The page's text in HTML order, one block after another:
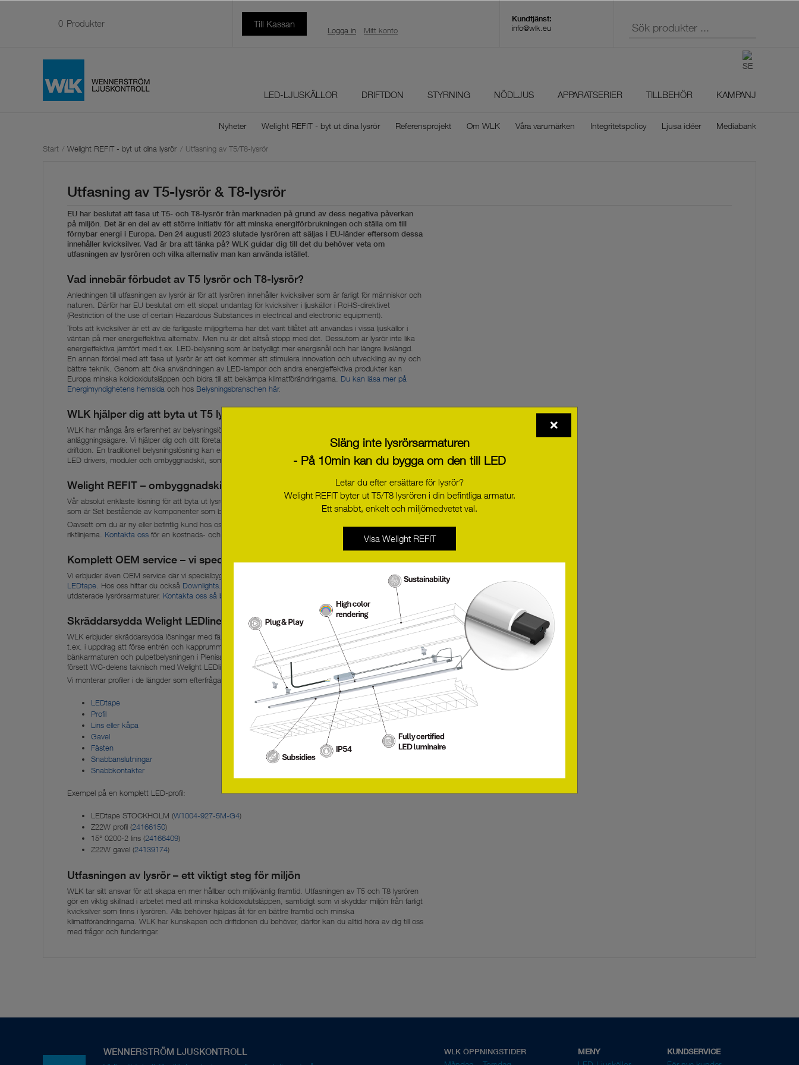
info@wlk.eu
0 Produkter Till Kassan
Logga in Mitt konto
LED-LJUSKÄLLOR DRIFTDON STYRNING NÖDLJUS APPARATSERIER TILLBEHÖR KAMPANJ
Nyheter Welight REFIT - byt ut dina lysrör Referensprojekt Om WLK Våra varumärken Integritetspolicy Ljusa idéer Mediabank
Start / Welight REFIT - byt ut dina lysrör / Utfasning av T5/T8-lysrör
Utfasning av T5-lysrör & T8-lysrör
EU har beslutat att fasa ut T5- och T8-lysrör från marknaden på grund av dess negativa påverkan
på miljön Det är en del av ett större initiativ för att minska energiförbrukningen och ställa om till
förnybar energi i Europa. Den 24 augusti 2023 slutade lysrören att säljas i EU-länder eftersom dessa
innehåller kvicksilver. Vad är bra att tänka på? WLK guidar dig till det du behöver veta om
utfasningen av lysrören och vilka alternativ man kan använda istället
Vad innebär förbudet av T5 lysrör och T8-lysrör?
Anledningen till utfasningen av lysrör är för att lysrören innehåller kvicksilver som är farligt för människor och
naturen. Därför har EU beslutat om ett slopat undantag för kvicksilver i ljuskällor i RoHS-direktivet
(Restriction of the use of certain Hazardous Substances in electrical and electronic equipment).
Trots att kvicksilver är ett av de farligaste miljögifterna har det varit tillåtet att användas i vissa ljuskällor i
väntan på mer energieffektiva alternativ. Men nu är det alltså stopp med det. Dessutom är lysrör inte lika
energieffektiva jämfört med t.ex. LED-belysning som är betydligt mer energisnål och har längre livslängd.
En annan fördel med att fasa ut lysrör är att det kommer att stimulera innovation och utveckling av ny och
bättre teknik. Genom att öka användningen av LED-lampor och andra energieffektiva produkter kan
Europa minska koldioxidutsläppen och bidra till att bekämpa klimatförändringarna. Du kan läsa mer på
Energimyndighetens hemsida och hos Belysningsbranschen här.
WLK hjälper dig att byta ut T5 lysrör & T8 lysrör till lösningar med LED-driftdon
WLK har många års erfarenhet av belysningslösningar för armaturtillverkare, elinstallatörer och
anläggningsägare. Vi hjälper dig och ditt företag att byta ut alla T5- och T8-lysrör till lösningar med LED
driftdon. En traditionell belysningslösning kan enkelt uppgraderas till energieffektiva LED-lösningar med våra
LED drivers, moduler och ombyggnadskit, som direkt ersätter gamla ljuskällor.
Welight REFIT – ombyggnadskit
Vår absolut enklaste lösning för att byta ut lysrör är att använda vårafärdiga ombyggnadskit Welight REFIT
som är Set bestående av komponenter som byts ut i din befintliga armatur.
Oavsett om du är ny eller befintlig kund hos oss så får du en optimal lösning som uppfyller de nya
riktlinjerna. Kontakta oss för en kostnads- och besparingskalkyl.
Komplett OEM service – vi specialbygger belysningslösningar
Vi erbjuder även OEM service där vi specialbygger belysningslösningar med LED-profiler bestående av
LEDtape . Hos oss hittar du också Downlights . Vi kan även ta fram ombyggnadskit till era gamla och
utdaterade lysrörsarmaturer. Kontakta oss så berättar vi mer.
Skräddarsydda Welight LEDline-lösningar för inom- och utomhusmiljö
WLK erbjuder skräddarsydda lösningar med färdiga profiler för både inomhus- och utomhusmiljö. Vi fick
t.ex. i uppdrag att förse entrén och kapprummet på Grand Hôtel i Stockholm med profiler. Även den fasta
bänkarmaturen och pulpetbelysningen i Plenisalen i Riksdagshuset. I Östermalmshallen har vi dessutom
försett WC-delens taknisch med Welight LEDline.
Vi monterar profiler i de längder som efterfrågas genom att använda delar från våra produktgrupper med:
LEDtape
Profil
Lins eller kåpa
Gavel
Fästen
Snabbanslutningar
Snabbkontakter
Exempel på en komplett LED-profil:
LEDtape STOCKHOLM (W1004-927-5M-G4)
Z22W profil (24166150)
15° 0200-2 lins (24166409)
Z22W gavel (24139174)
Utfasningen av lysrör – ett viktigt steg för miljön
WLK tar sitt ansvar för att skapa en mer hållbar och miljövänlig framtid. Utfasningen av T5 och T8 lysrören
gör en viktig skillnad i arbetet med att minska koldioxidutsläppen, samtidigt som vi skyddar miljön från farligt
kvicksilver som finns i lysrören. Alla behöver hjälpas åt för en bättre framtid och minska
klimatförändringarna. WLK har kunskapen och driftdonen du behöver, därför kan du alltid höra av dig till oss
med frågor och funderingar.
WLK ÖPPNINGSTIDER MENY KUNDSERVICE
Släng inte lysrörsarmaturen
- På 10min kan du bygga om den till LED
Letar du efter ersättare för lysrör?
Welight REFIT byter ut T5/T8 lysrören i din befintliga armatur.
Ett snabbt, enkelt och miljömedvetet val.
Visa Welight REFIT